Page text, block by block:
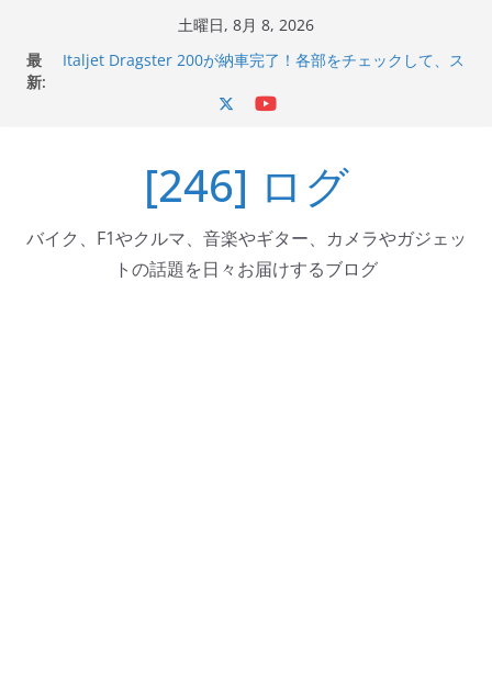
土曜日, 8月 8, 2026
最
新:
Italjet Dragster 200が納車完了！各部をチェックして、ス
器エフェクターが返礼品でもらえる！
Italjet Dragster 200のフロントISSサスの動きが判ったら
コーナリングが楽しくなった
[246] ログ
バイク、F1やクルマ、音楽やギター、カメラやガジェッ
トの話題を日々お届けするブログ